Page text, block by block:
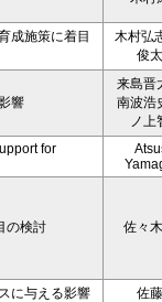
成施策に着目
木村弘
俊
響
来島晋
南波浩
ノ上
for
の検討 佐々
に与える影響
佐